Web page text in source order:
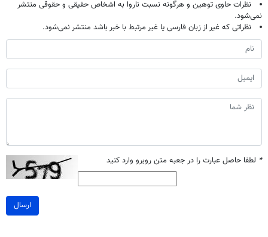
نظرات حاوی توهین و هرگونه نسبت ناروا به اشخاص حقیقی و حقوقی منتشر
نمی‌شود.
نظراتی که غیر از زبان فارسی یا غیر مرتبط با خبر باشد منتشر نمی‌شود.
* لطفا حاصل عبارت را در جعبه متن روبرو وارد کنید
ارسال